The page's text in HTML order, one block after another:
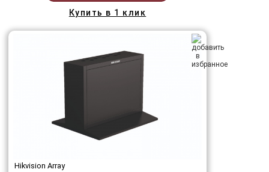
Купить в 1 клик
Hikvision Array